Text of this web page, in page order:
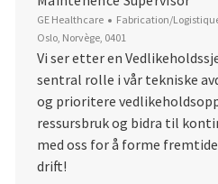
GE Healthcare Catégorie
Fabrication/
Oslo, Norvège, 0401
Vi ser etter en
sentral rolle i vår tekniske
og prioritere
ressursbruk og bidra til
med oss for å forme
drift!